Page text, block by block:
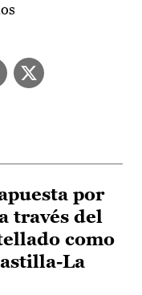
por
través del
como
La